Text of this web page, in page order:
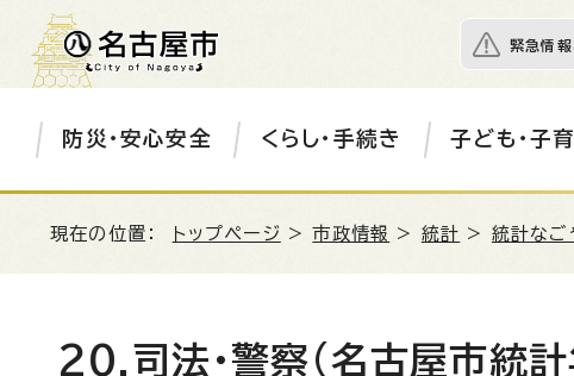
緊急情報
防災・安心安全 くらし・手続き 子ども・子
現在の位置： トップページ >市政情報 > 統計 > 統計な
20.司法・警察(名古屋市統